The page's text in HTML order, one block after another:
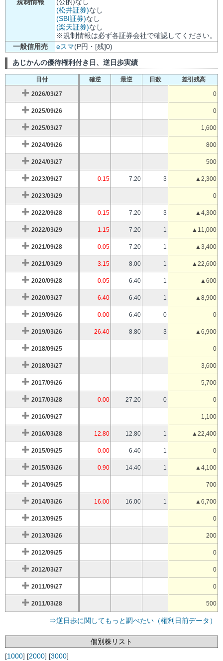
(松井証券)なし
(SBI証券)なし
(楽天証券)なし
※規制情報は必ず各証券会社で確認してください。
一般信用売
eスマ(P円・[残]0)
あじかんの優待権利付き日、逆日歩実績
日付 確逆 最逆 日数 差引残高
2026/03/27 0
2025/09/26 0
2025/03/27 1,600
2024/09/26 800
2024/03/27 500
2023/09/27 0.15 7.20 3 ▲2,300
2023/03/29 0
2022/09/28 0.15 7.20 3 ▲4,300
2022/03/29 1.15 7.20 1 ▲11,000
2021/09/28 0.05 7.20 1 ▲3,400
2021/03/29 3.15 8.00 1 ▲22,600
2020/09/28 0.05 6.40 1 ▲600
2020/03/27 6.40 6.40 1 ▲8,900
2019/09/26 0.00 6.40 0 0
2019/03/26 26.40 8.80 3 ▲6,900
2018/09/25 0
2018/03/27 3,600
2017/09/26 5,700
2017/03/28 0.00 27.20 0 0
2016/09/27 1,100
2016/03/28 12.80 12.80 1 ▲22,400
2015/09/25 0.00 6.40 1 0
2015/03/26 0.90 14.40 1 ▲4,100
2014/09/25 700
2014/03/26 16.00 16.00 1 ▲6,700
2013/09/25 0
2013/03/26 200
2012/09/25 0
2012/03/27 0
2011/09/27 0
2011/03/28 500
⇒逆日歩に関してもっと調べたい（権利日前データ）
個別株リスト
[1000] [2000] [3000]